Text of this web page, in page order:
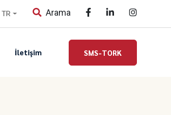
TR Arama
SMS-TORK
İletişim